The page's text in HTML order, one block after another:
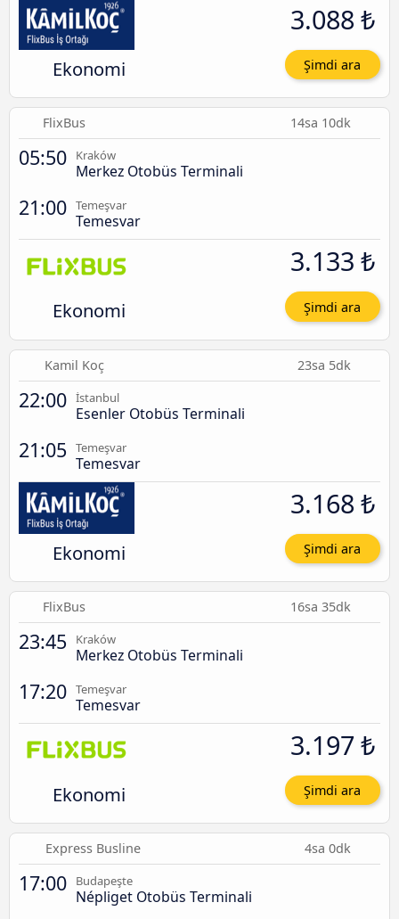
Ekonomi
3.088 ₺
Şimdi ara
FlixBus 14sa 10dk
05:50 Kraków
Merkez Otobüs Terminali
21:00 Temeşvar
Temesvar
Ekonomi
3.133 ₺
Şimdi ara
Kamil Koç 23sa 5dk
22:00 İstanbul
Esenler Otobüs Terminali
21:05 Temeşvar
Temesvar
Ekonomi
3.168 ₺
Şimdi ara
FlixBus 16sa 35dk
23:45 Kraków
Merkez Otobüs Terminali
17:20 Temeşvar
Temesvar
Ekonomi
3.197 ₺
Şimdi ara
Express Busline 4sa 0dk
17:00 Budapeşte
Népliget Otobüs Terminali